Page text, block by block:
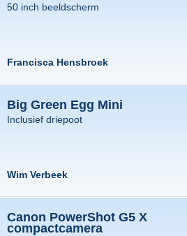
50 inch beeldscherm
Francisca Hensbroek
Big Green Egg Mini
Inclusief driepoot
Wim Verbeek
Canon PowerShot G5 X
compactcamera